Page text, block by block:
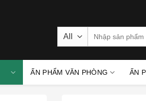
ẤN PHẨM VĂN PHÒNG ẤN